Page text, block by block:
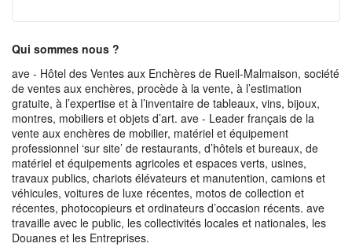
Qui sommes nous ?
ave - Hôtel des Ventes aux Enchères de Rueil-Malmaison, société
de ventes aux enchères, procède à la vente, à l’estimation
gratuite, à l’expertise et à l’inventaire de tableaux, vins, bijoux,
montres, mobiliers et objets d’art. ave - Leader français de la
vente aux enchères de mobilier, matériel et équipement
professionnel ‘sur site’ de restaurants, d’hôtels et bureaux, de
matériel et équipements agricoles et espaces verts, usines,
travaux publics, chariots élévateurs et manutention, camions et
véhicules, voitures de luxe récentes, motos de collection et
récentes, photocopieurs et ordinateurs d’occasion récents. ave
travaille avec le public, les collectivités locales et nationales, les
Douanes et les Entreprises.